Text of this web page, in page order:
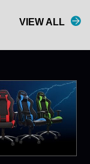
VIEW ALL